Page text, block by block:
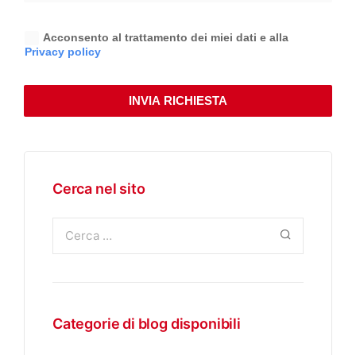
Acconsento al trattamento dei miei dati e alla
Privacy policy
INVIA RICHIESTA
Cerca nel sito
Categorie di blog disponibili